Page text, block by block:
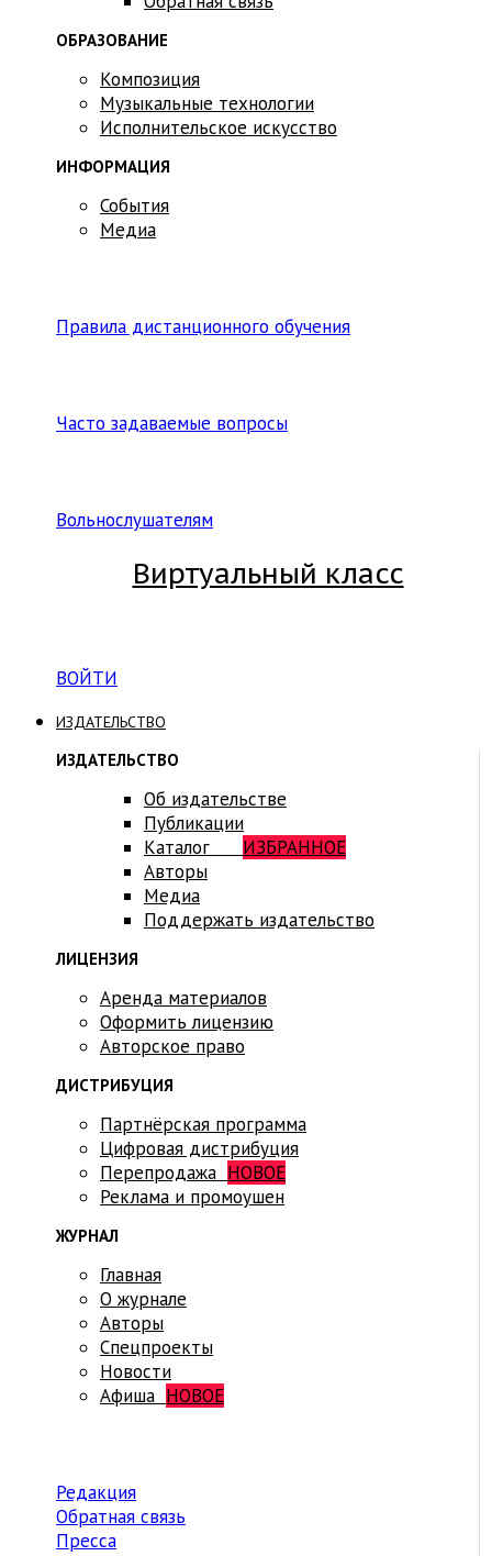
ОБРАЗОВАНИЕ
Композиция
Музыкальные технологии
Исполнительское искусство
ИНФОРМАЦИЯ
События
Медиа
Правила дистанционного обучения
Часто задаваемые вопросы
Вольнослушателям
Виртуальный класс
ВОЙТИ
ИЗДАТЕЛЬСТВО
ИЗДАТЕЛЬСТВО
Об издательстве
Публикации
Каталог ИЗБРАННОЕ
Авторы
Медиа
Поддержать издательство
ЛИЦЕНЗИЯ
Аренда материалов
Оформить лицензию
Авторское право
ДИСТРИБУЦИЯ
Партнёрская программа
Цифровая дистрибуция
Перепродажа НОВОЕ
Реклама и промоушен
ЖУРНАЛ
Главная
О журнале
Авторы
Спецпроекты
Новости
Афиша НОВОЕ
Редакция
Обратная связь
Пресса